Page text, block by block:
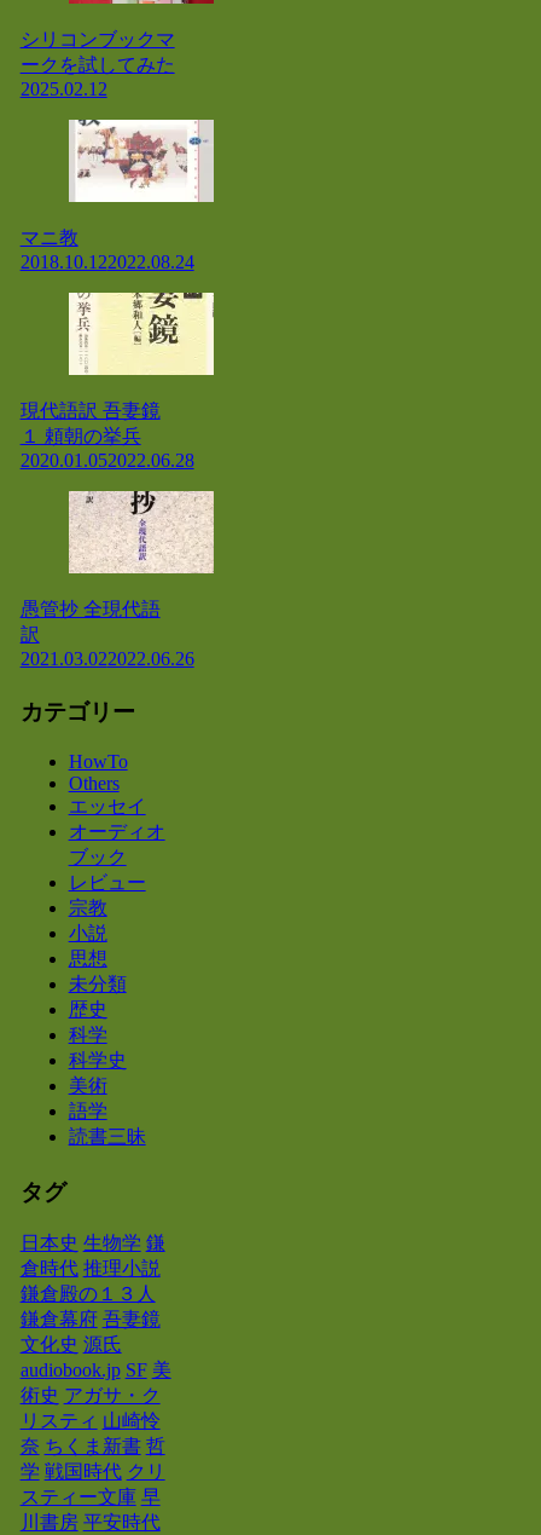
シリコンブックマ
ークを試してみた
2025.02.12
マニ教
2018.10.122022.08.24
現代語訳 吾妻鏡
１ 頼朝の挙兵
2020.01.052022.06.28
愚管抄 全現代語
訳
2021.03.022022.06.26
カテゴリー
HowTo
Others
エッセイ
オーディオ
ブック
レビュー
宗教
小説
思想
未分類
歴史
科学
科学史
美術
語学
読書三昧
タグ
日本史 生物学 鎌
倉時代 推理小説
鎌倉殿の１３人
鎌倉幕府 吾妻鏡
文化史 源氏
audiobook.jp SF 美
術史 アガサ・ク
リスティ 山崎怜
奈 ちくま新書 哲
学 戦国時代 クリ
スティー文庫 早
川書房 平安時代